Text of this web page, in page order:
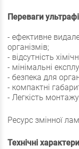
Переваги
- ефективне
організмів;
- відсутність
- мінімальні
- безпека для
- компактні
- Легкість
Ресурс змінної
Технічні